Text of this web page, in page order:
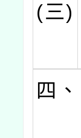
(三)
四、